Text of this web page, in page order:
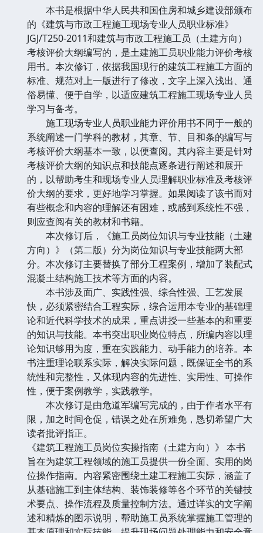
本书是根据中华人民共和国住房和城乡建设部颁布
的《建筑与市政工程施工现场专业人员职业标准》
JGJ/T250-2011和建筑与市政工程施工员（土建方向）
考核评价大纲编写的，是土建施工员职业能力评价考核
用书。本次修订，依据我国现行的建筑工程施工方面的
标准、规范对上一版进行了修改，文字上深入浅出、通
俗易懂、便于自学，以适应建筑工程施工现场专业人员
学习与备考。
施工现场专业人员职业能力评价用书不同于一般的
系统阐述一门学科的教材，其章、节、目和条的编写与
考核评价大纲基本一致，以便查阅。其内容主要是针对
考核评价大纲的知识点和技能点逐条进行阐述和展开
的，以帮助考生和现场专业人员理解职业标准及考核评
价大纲的要求，更好地学习掌握。如果阅读了该书而对
有些概念和内容的理解还有困难，或感到系统性不强，
则应查阅有关的教材和书籍。
本次修订后，《施工员岗位知识与专业技能（土建
方向）》（第二版）分为岗位知识与专业技能两大部
分。本次修订主要替换了部分工程案例，增加了装配式
混凝土结构施工技术等方面的内容。
本书涉及面广、实践性强、综合性强、工艺发展
快，必须紧密结合工程实际，综合运用本专业的基础理
论和近代科学技术的成果，重点讲授一些基本的和重要
的知识与技能。本书突出职业岗位特点，所编内容以理
论知识够用为度，重在实践能力、动手能力的培养。本
书注重理论联系实际，解决实际问题，既保证全书的系
统性和完整性，又体现内容的先进性、实用性、可操作
性，便于案例教学，实践教学。
本次修订是由危道军编写完成的，由于作者水平有
限，加之时间仓促，错误之处在所难免，恳切希望广大
读者批评指正。
《建筑工程施工员岗位实操指南（土建方向）》 本书
旨在为建筑工程领域的施工员提供一份全面、实用的岗
位操作指南。内容紧密围绕土建工程施工实际，涵盖了
从基础施工到主体结构、装饰装修等各个环节的关键技
术要点、操作流程及质量控制方法。通过详实的文字阐
述和精炼的图示说明，帮助施工员系统掌握施工管理的